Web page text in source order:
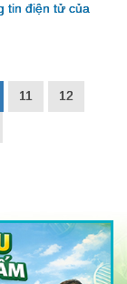
tin điện tử của
11 12